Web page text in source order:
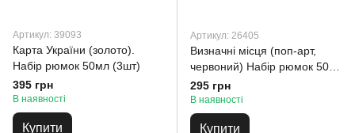
Артикул: 39093
Карта України (золото).
Набір рюмок 50мл (3шт)
395 грн
В наявності
Купити
Артикул: 26405
Визначні місця (поп-арт,
червоний) Набір рюмок 50
мл (3 шт.)
295 грн
В наявності
Купити